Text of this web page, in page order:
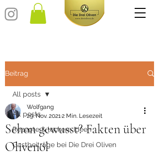
Beitrag
All posts
Rezepte & leckere Ideen
Gastbeiträge bei Die Drei Oliven
All posts
Schon gewusst? Fakten über
Olivenöl
Wolfgang
29. Nov. 20212 Min. Lesezeit